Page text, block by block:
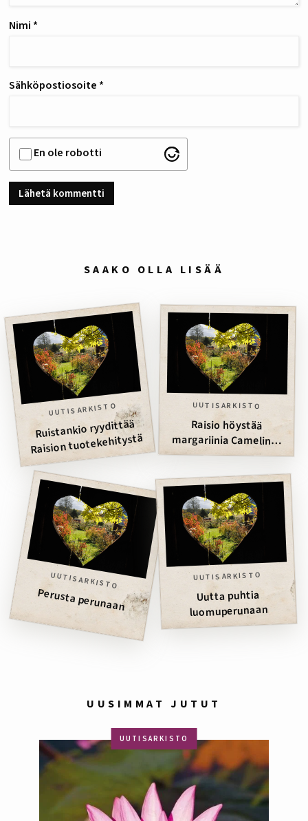
Nimi *
Sähköpostiosoite *
En ole robotti
SAAKO OLLA LISÄÄ
UUTISARKISTO
Ruistankio ryydittää
Raision tuotekehitystä
UUTISARKISTO
Raisio höystää
margariinia Camelina-
öljyllä
UUTISARKISTO
Perusta perunaan
UUTISARKISTO
Uutta puhtia
luomuperunaan
UUSIMMAT JUTUT
UUTISARKISTO